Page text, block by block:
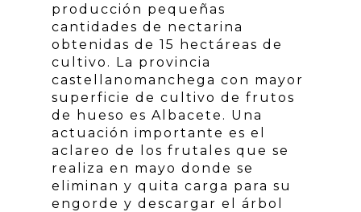
producción pequeñas
cantidades de nectarina
obtenidas de 15 hectáreas de
cultivo. La provincia
castellanomanchega con mayor
superficie de cultivo de frutos
de hueso es Albacete. Una
actuación importante es el
aclareo de los frutales que se
realiza en mayo donde se
eliminan y quita carga para su
engorde y descargar el árbol